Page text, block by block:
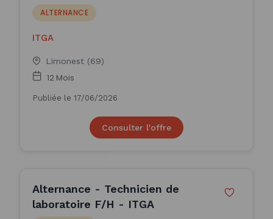
ALTERNANCE
ITGA
Limonest (69)
12 Mois
Publiée le 17/06/2026
Consulter l'offre
Alternance - Technicien de
laboratoire F/H - ITGA